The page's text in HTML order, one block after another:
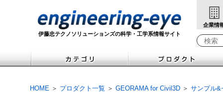
伊藤忠テクノソリューションズの科学・工学系情報サイト
企業情
検索キ
HOME ＞ プロダクト一覧 ＞ GEORAMA for Civil3D ＞ サンプル&